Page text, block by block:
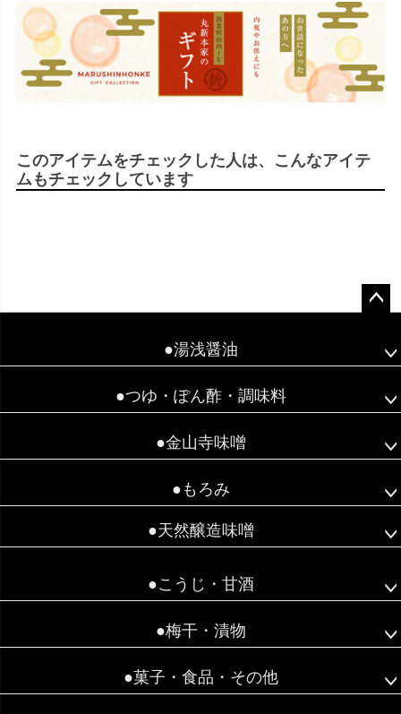
このアイテムをチェックした人は、こんなアイテ
ムもチェックしています
●湯浅醤油
●つゆ・ぽん酢・調味料
●金山寺味噌
●もろみ
●天然醸造味噌
●こうじ・甘酒
●梅干・漬物
●菓子・食品・その他